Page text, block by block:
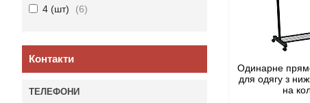
Одинарне
для одягу з
на
4 (шт)
6
Контакти